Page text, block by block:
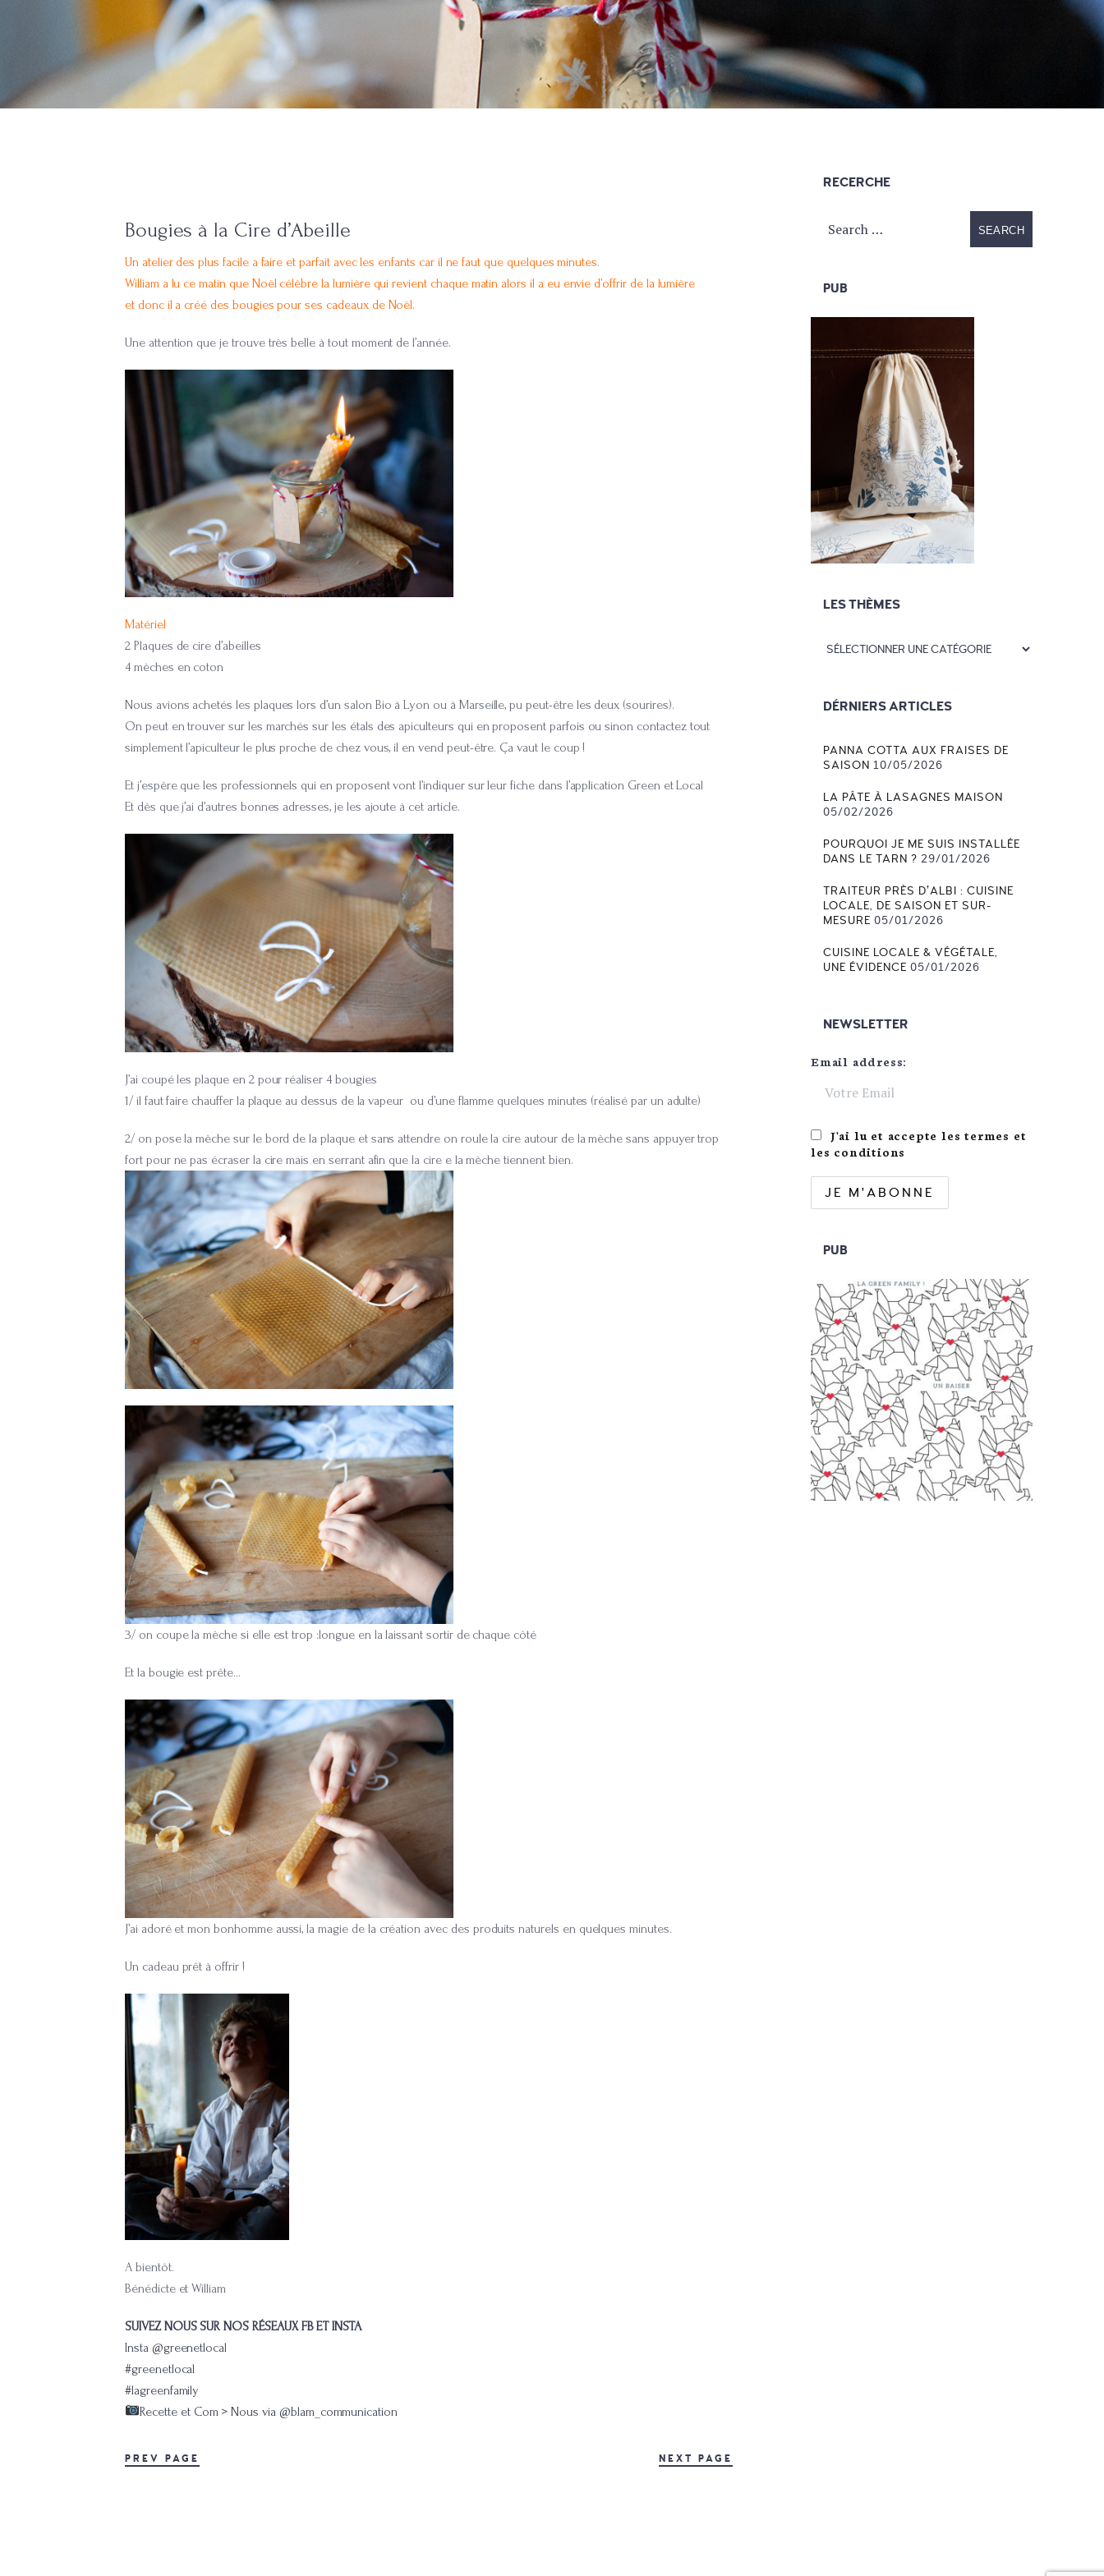
Bougies à la Cire d’Abeille
Un atelier des plus facile a faire et parfait avec les enfants car il ne faut que quelques minutes.
William a lu ce matin que Noël célèbre la lumière qui revient chaque matin alors il a eu envie d’offrir de la lumière
et donc il a créé des bougies pour ses cadeaux de Noël.
Une attention que je trouve très belle à tout moment de l’année.
Matériel
2 Plaques de cire d’abeilles
4 mèches en coton
Nous avions achetés les plaques lors d’un salon Bio à Lyon ou à Marseille, pu peut-être les deux (sourires).
On peut en trouver sur les marchés sur les étals des apiculteurs qui en proposent parfois ou sinon contactez tout
simplement l’apiculteur le plus proche de chez vous, il en vend peut-être. Ça vaut le coup !
Et j’espère que les professionnels qui en proposent vont l’indiquer sur leur fiche dans l’application Green et Local
Et dès que j’ai d’autres bonnes adresses, je les ajoute à cet article.
J’ai coupé les plaque en 2 pour réaliser 4 bougies
1/ il faut faire chauffer la plaque au dessus de la vapeur ou d’une flamme quelques minutes (réalisé par un adulte)
2/ on pose la mèche sur le bord de la plaque et sans attendre on roule la cire autour de la mèche sans appuyer trop
fort pour ne pas écraser la cire mais en serrant afin que la cire e la mèche tiennent bien.
3/ on coupe la mèche si elle est trop :longue en la laissant sortir de chaque côté
Et la bougie est prête…
J’ai adoré et mon bonhomme aussi, la magie de la création avec des produits naturels en quelques minutes.
Un cadeau prêt à offrir !
A bientôt.
Bénédicte et William
SUIVEZ NOUS SUR NOS RÉSEAUX FB ET INSTA
Insta @greenetlocal
#greenetlocal
#lagreenfamily
Recette et Com > Nous via @blam_communication
PREV PAGE NEXT PAGE
RECERCHE
PUB
LES THÈMES
DÉRNIERS ARTICLES
PANNA COTTA AUX FRAISES DE
SAISON 10/05/2026
LA PÂTE À LASAGNES MAISON
05/02/2026
POURQUOI JE ME SUIS INSTALLÉE
DANS LE TARN ? 29/01/2026
TRAITEUR PRÈS D’ALBI : CUISINE
LOCALE, DE SAISON ET SUR-
MESURE 05/01/2026
CUISINE LOCALE & VÉGÉTALE,
UNE ÉVIDENCE 05/01/2026
NEWSLETTER
Email address:
J'ai lu et accepte les termes et
les conditions
PUB